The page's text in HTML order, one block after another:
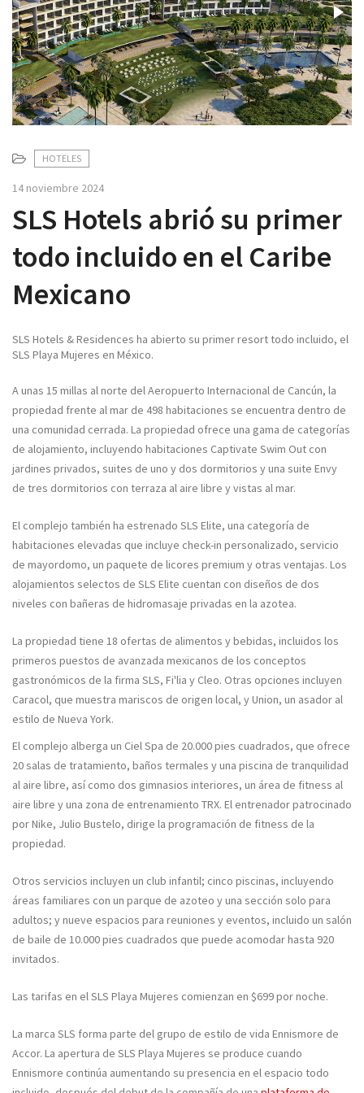
v
i
g
a
t
i
o
HOTELES
14 noviembre 2024
SLS Hotels abrió su primer
todo incluido en el Caribe
Mexicano
SLS Hotels & Residences ha abierto su primer resort todo incluido, el
SLS Playa Mujeres en México.
A unas 15 millas al norte del Aeropuerto Internacional de Cancún, la
propiedad frente al mar de 498 habitaciones se encuentra dentro de
una comunidad cerrada. La propiedad ofrece una gama de categorías
de alojamiento, incluyendo habitaciones Captivate Swim Out con
jardines privados, suites de uno y dos dormitorios y una suite Envy
de tres dormitorios con terraza al aire libre y vistas al mar.
El complejo también ha estrenado SLS Elite, una categoría de
habitaciones elevadas que incluye check-in personalizado, servicio
de mayordomo, un paquete de licores premium y otras ventajas. Los
alojamientos selectos de SLS Elite cuentan con diseños de dos
niveles con bañeras de hidromasaje privadas en la azotea.
La propiedad tiene 18 ofertas de alimentos y bebidas, incluidos los
primeros puestos de avanzada mexicanos de los conceptos
gastronómicos de la firma SLS, Fi'lia y Cleo. Otras opciones incluyen
Caracol, que muestra mariscos de origen local, y Union, un asador al
estilo de Nueva York.
El complejo alberga un Ciel Spa de 20.000 pies cuadrados, que ofrece
20 salas de tratamiento, baños termales y una piscina de tranquilidad
al aire libre, así como dos gimnasios interiores, un área de fitness al
aire libre y una zona de entrenamiento TRX. El entrenador patrocinado
por Nike, Julio Bustelo, dirige la programación de fitness de la
propiedad.
Otros servicios incluyen un club infantil; cinco piscinas, incluyendo
áreas familiares con un parque de azoteo y una sección solo para
adultos; y nueve espacios para reuniones y eventos, incluido un salón
de baile de 10.000 pies cuadrados que puede acomodar hasta 920
invitados.
Las tarifas en el SLS Playa Mujeres comienzan en $699 por noche.
La marca SLS forma parte del grupo de estilo de vida Ennismore de
Accor. La apertura de SLS Playa Mujeres se produce cuando
Ennismore continúa aumentando su presencia en el espacio todo